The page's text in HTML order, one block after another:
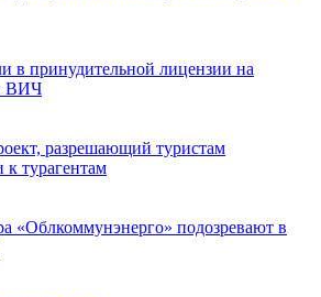
в принудительной лицензии на
ВИЧ
разрешающий туристам
к турагентам
«Облкоммунэнерго» подозревают в